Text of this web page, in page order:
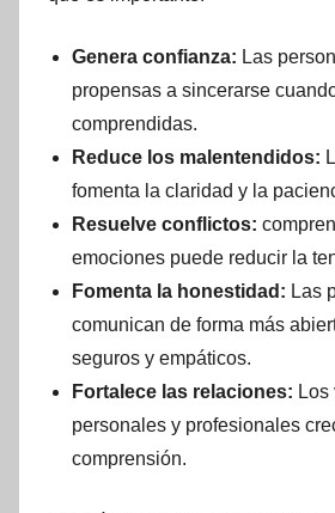
Genera confianza: Las
propensas a sincerarse
comprendidas.
Reduce los malentendidos:
fomenta la claridad y la
Resuelve conflictos:
emociones puede reducir la
Fomenta la honestidad: Las
comunican de forma más
seguros y empáticos.
Fortalece las relaciones:
personales y profesionales
comprensión.